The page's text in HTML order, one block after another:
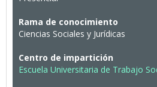
Rama de conocimiento
Ciencias Sociales y Jurídicas
Centro de impartición
Escuela Universitaria de Trabajo